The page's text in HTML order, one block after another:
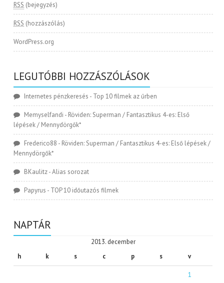
RSS (bejegyzés)
RSS (hozzászólás)
WordPress.org
LEGUTÓBBI HOZZÁSZÓLÁSOK
Internetes pénzkeresés - Top 10 filmek az űrben
Memyselfandi - Röviden: Superman / Fantasztikus 4-es: Első
lépések / Mennydörgők*
Frederico88 - Röviden: Superman / Fantasztikus 4-es: Első lépések /
Mennydörgők*
BKaulitz-Alias sorozat
Papyrus - TOP 10 időutazós filmek
NAPTÁR
2013. december
h
k s c p s v
1